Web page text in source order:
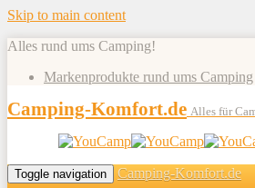
Skip to main content
Alles rund ums Camping!
Markenprodukte rund ums Camping
Camping-Komfort.de Alles für
Toggle navigation Camping-Komfort.de